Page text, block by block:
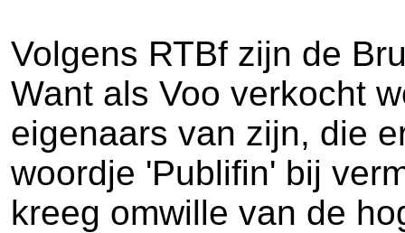
Volgens RTBf zijn de
Want als Voo verkocht
eigenaars van zijn, die
woordje 'Publifin' bij
kreeg omwille van de